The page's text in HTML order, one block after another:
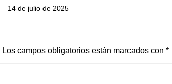
14 de julio de 2025
Los campos obligatorios están marcados con *